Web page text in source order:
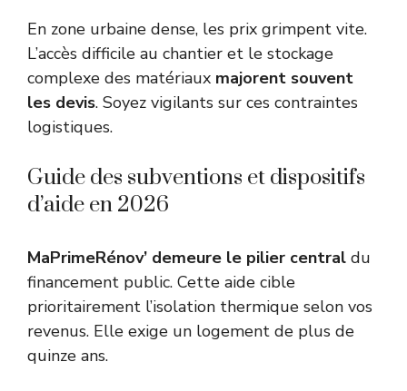
En zone urbaine dense, les prix grimpent vite.
L’accès difficile au chantier et le stockage
complexe des matériaux majorent souvent
les devis. Soyez vigilants sur ces contraintes
logistiques.
Guide des subventions et dispositifs
d’aide en 2026
MaPrimeRénov’ demeure le pilier central du
financement public. Cette aide cible
prioritairement l’isolation thermique selon vos
revenus. Elle exige un logement de plus de
quinze ans.